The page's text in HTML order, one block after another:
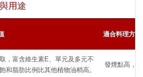
用途
適合料理方式
，富含維生素E、單元及多元不
和脂肪比例比其他植物油稍高。
發煙點高，